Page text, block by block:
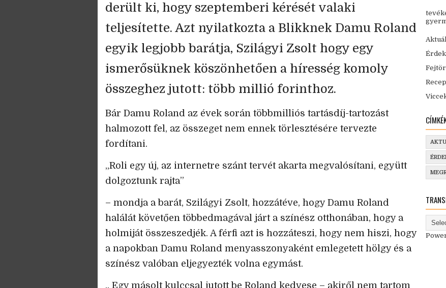
derült ki, hogy szeptemberi kérését valaki
teljesítette. Azt nyilatkozta a Blikknek Damu Roland
egyik legjobb barátja, Szilágyi Zsolt hogy egy
ismerősüknek köszönhetően a híresség komoly
összeghez jutott: több millió forinthoz.
Bár Damu Roland az évek során többmilliós tartásdíj-tartozást
halmozott fel, az összeget nem ennek törlesztésére tervezte
fordítani.
„Roli egy új, az internetre szánt tervét akarta megvalósítani, együtt
dolgoztunk rajta”
– mondja a barát, Szilágyi Zsolt, hozzátéve, hogy Damu Roland
halálát követően többedmagával járt a színész otthonában, hogy a
holmiját összeszedjék. A férfi azt is hozzáteszi, hogy nem hiszi, hogy
a napokban Damu Roland menyasszonyaként emlegetett hölgy és a
színész valóban eljegyezték volna egymást.
„ Egy másolt kulccsal jutott be Roland kedvese – akiről nem tartom